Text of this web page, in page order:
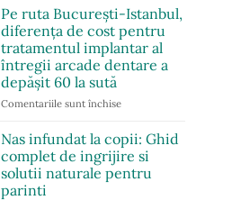
sau
nu?
decurge
procedura
implant
dentar
la
Napoca,
de
la
evaluare
Pe ruta București-Istanbul,
diferența de cost pentru
tratamentul implantar al
întregii arcade dentare a
depășit 60 la sută
Comentariile sunt închise
ruta
București-
Istanbul,
diferența
Nas infundat la copii: Ghid
complet de ingrijire si
solutii naturale pentru
parinti